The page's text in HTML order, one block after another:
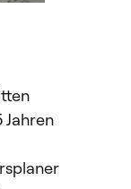
Jahren